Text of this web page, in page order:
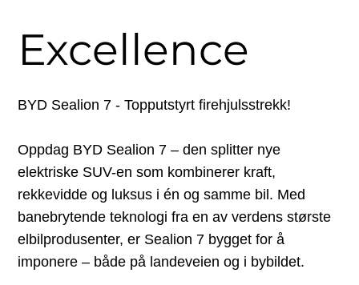
Excellence
BYD Sealion 7 - Topputstyrt firehjulsstrekk!
Oppdag BYD Sealion 7 – den splitter nye
elektriske SUV-en som kombinerer kraft,
rekkevidde og luksus i én og samme bil. Med
banebrytende teknologi fra en av verdens største
elbilprodusenter, er Sealion 7 bygget for å
imponere – både på landeveien og i bybildet.